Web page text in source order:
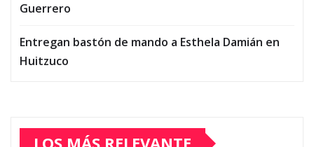
Guerrero
Entregan bastón de mando a Esthela Damián en
Huitzuco